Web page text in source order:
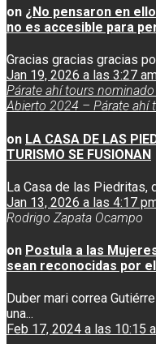
on ¿No pensaron en
no es accesible para
Gracias gracias gracias
Jan 19, 2026 a las 3:27
Párate ahí tours
Abierto 2024 – Párate ahí
on LA CASA DE LAS
TURISMO SE FUSIONAN
La Casa de las Piedritas,
Jan 13, 2026 a las 4:17
Rodrigo Zapata Ocampo
on Postula a las
sean reconocidas por
Duber mari correa
una...
Feb 17, 2024 a las 10:15